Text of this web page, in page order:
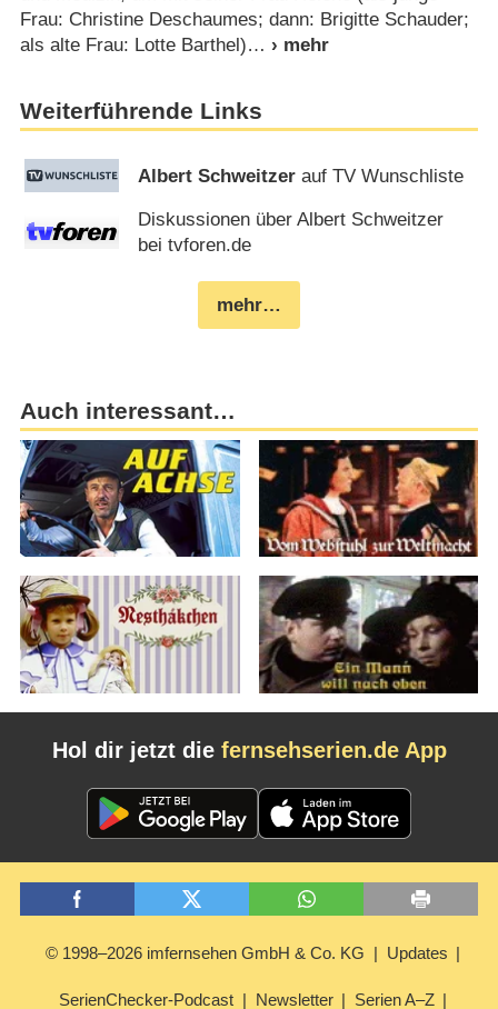
Frau: Christine Deschaumes; dann: Brigitte Schauder;
als alte Frau: Lotte Barthel)
Weiterführende Links
Albert Schweitzer auf TV Wunschliste
Diskussionen über Albert Schweitzer
bei tvforen.de
mehr…
Auch interessant…
Hol dir jetzt die fernsehserien.de App
© 1998–2026 imfernsehen GmbH & Co. KG Updates
SerienChecker-Podcast Newsletter Serien A–Z